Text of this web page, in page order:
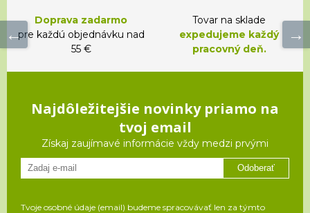
Doprava zadarmo
pre každú objednávku nad
55 €
Tovar na sklade
expedujeme každý
pracovný deň.
Najdôležitejšie novinky priamo na
tvoj email
Získaj zaujímavé informácie vždy medzi prvými
Odoberať
Tvoje osobné údaje (email) budeme spracovávať len za týmto